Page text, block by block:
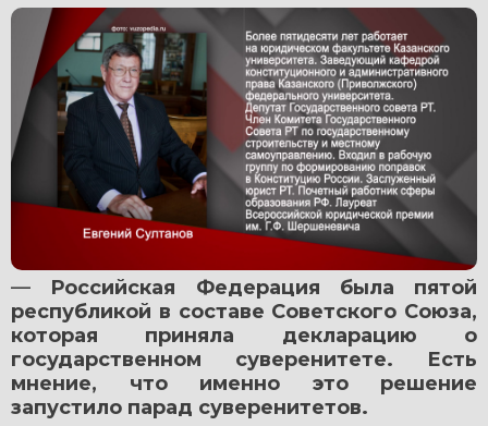
— Российская Федерация была пятой
республикой в составе Советского Союза,
которая приняла декларацию о
государственном суверенитете. Есть
мнение, что именно это решение
запустило парад суверенитетов.